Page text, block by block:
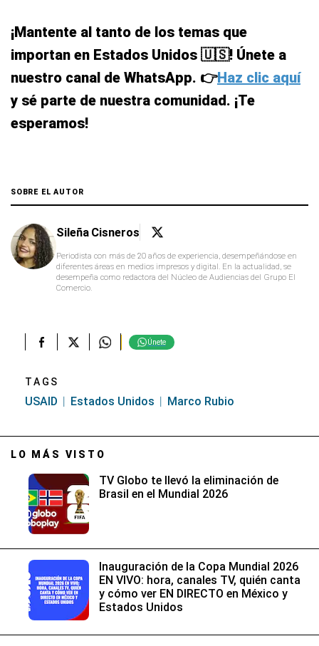
¡Mantente al tanto de los temas que
importan en Estados Unidos 🇺🇸! Únete a
nuestro canal de WhatsApp. 👉Haz clic aquí
y sé parte de nuestra comunidad. ¡Te
esperamos!
SOBRE EL AUTOR
Sileña Cisneros
Periodista con más de 20 años de experiencia, desempeñándose en
diferentes áreas en medios impresos y digital. En la actualidad, se
desempeña como redactora del Núcleo de Audiencias del Grupo El
Comercio.
Únete
TAGS
USAID Estados Unidos Marco Rubio
LO MÁS VISTO
TV Globo te llevó la eliminación de
Brasil en el Mundial 2026
Inauguración de la Copa Mundial 2026
EN VIVO: hora, canales TV, quién canta
y cómo ver EN DIRECTO en México y
Estados Unidos